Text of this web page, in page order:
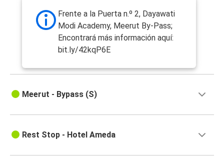
Frente a la Puerta n.º 2, Dayawati
Modi Academy, Meerut By-Pass;
Encontrará más información aquí:
bit.ly/42kqP6E
Meerut - Bypass (S)
Rest Stop - Hotel Ameda